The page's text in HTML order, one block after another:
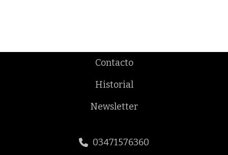
Contacto
Historial
Newsletter
03471576360